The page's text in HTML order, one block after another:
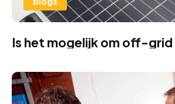
Is het mogelijk om off-